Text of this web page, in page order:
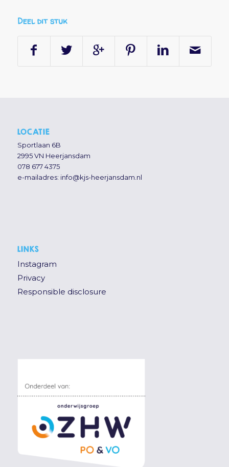
Deel dit stuk
LOCATIE
Sportlaan 6B
2995 VN Heerjansdam
078 677 4375
e-mailadres: info@kjs-heerjansdam.nl
LINKS
Instagram
Privacy
Responsible disclosure